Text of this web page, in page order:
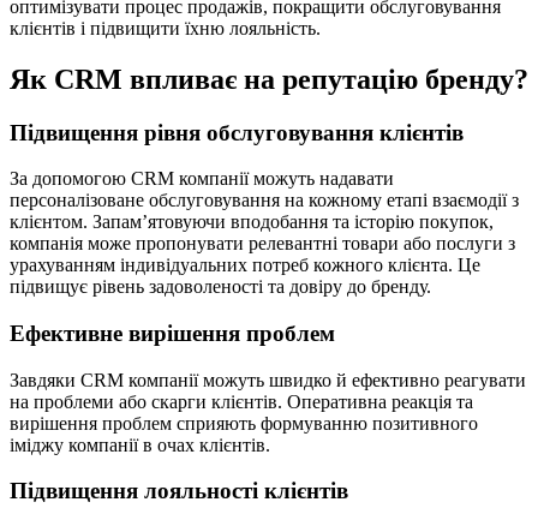
оптимізувати процес продажів, покращити обслуговування
клієнтів і підвищити їхню лояльність.
Як CRM впливає на репутацію бренду?
Підвищення рівня обслуговування клієнтів
За допомогою CRM компанії можуть надавати
персоналізоване обслуговування на кожному етапі взаємодії з
клієнтом. Запам’ятовуючи вподобання та історію покупок,
компанія може пропонувати релевантні товари або послуги з
урахуванням індивідуальних потреб кожного клієнта. Це
підвищує рівень задоволеності та довіру до бренду.
Ефективне вирішення проблем
Завдяки CRM компанії можуть швидко й ефективно реагувати
на проблеми або скарги клієнтів. Оперативна реакція та
вирішення проблем сприяють формуванню позитивного
іміджу компанії в очах клієнтів.
Підвищення лояльності клієнтів